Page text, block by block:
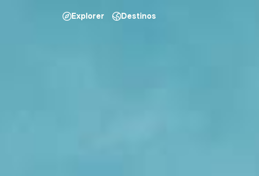
Explorer Destinos